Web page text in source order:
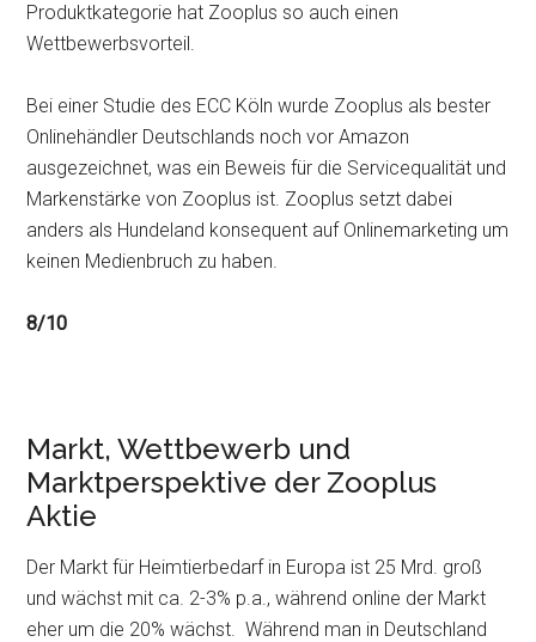
Produktkategorie hat Zooplus so auch einen
Wettbewerbsvorteil.
Bei einer Studie des ECC Köln wurde Zooplus als bester
Onlinehändler Deutschlands noch vor Amazon
ausgezeichnet, was ein Beweis für die Servicequalität und
Markenstärke von Zooplus ist. Zooplus setzt dabei
anders als Hundeland konsequent auf Onlinemarketing um
keinen Medienbruch zu haben.
8/10
Markt, Wettbewerb und
Marktperspektive der Zooplus
Aktie
Der Markt für Heimtierbedarf in Europa ist 25 Mrd. groß
und wächst mit ca. 2-3% p.a., während online der Markt
eher um die 20% wächst. Während man in Deutschland